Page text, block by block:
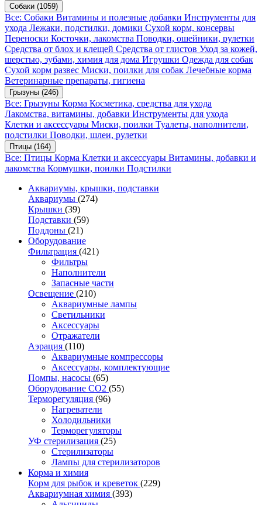
Собаки (1059)
Все: Собаки Витамины и полезные добавки Инструменты для
ухода Лежаки, подстилки, домики Сухой корм, консервы
Переноски Косточки, лакомства Поводки, ошейники, рулетки
Средства от блох и клещей Средства от глистов Уход за кожей,
шерстью, зубами, химия для дома Игрушки Одежда для собак
Сухой корм развес Миски, поилки для собак Лечебные корма
Ветеринарные препараты, гигиена
Грызуны (246)
Все: Грызуны Корма Косметика, средства для ухода
Лакомства, витамины, добавки Инструменты для ухода
Клетки и аксессуары Миски, поилки Туалеты, наполнители,
подстилки Поводки, шлеи, рулетки
Птицы (164)
Все: Птицы Корма Клетки и аксессуары Витамины, добавки и
лакомства Кормушки, поилки Подстилки
Аквариумы, крышки, подставки
Аквариумы (274)
Крышки (39)
Подставки (59)
Поддоны (21)
Оборудование
Фильтрация (421)
Фильтры
Наполнители
Запасные части
Освещение (210)
Аквариумные лампы
Светильники
Аксессуары
Отражатели
Аэрация (110)
Аквариумные компрессоры
Аксессуары, комплектующие
Помпы, насосы (65)
Оборудование CO2 (55)
Терморегуляция (96)
Нагреватели
Холодильники
Терморегуляторы
УФ стерилизация (25)
Стерилизаторы
Лампы для стерилизаторов
Корма и химия
Корм для рыбок и креветок (229)
Аквариумная химия (393)